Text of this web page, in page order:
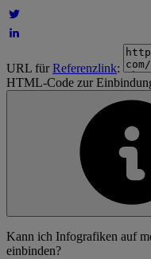
URL fürReferenzlink:
HTML-Code zur
Kann ich Infografiken auf
einbinden?